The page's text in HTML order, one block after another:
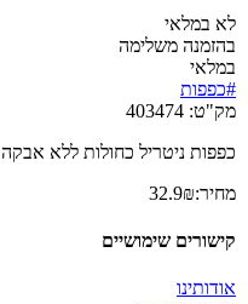
לא במלאי
בהזמנה משלימה
במלאי
#כפפות
מק"ט: 403474
כפפות ניטריל כחולות ללא אבקה 100 יח' במארז
מחיר:
32.9₪
קישורים שימושיים
אודותינו